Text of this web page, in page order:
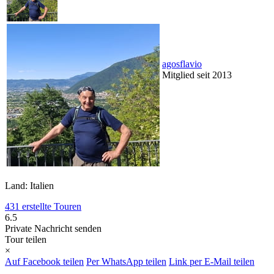
agosflavio
Mitglied seit 2013
Land: Italien
431 erstellte Touren
6.5
Private Nachricht senden
Tour teilen
×
Auf Facebook teilen Per WhatsApp teilen Link per E-Mail teilen